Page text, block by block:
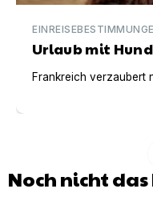
Urlaub mit
Frankreich verzaubert
Noch nicht